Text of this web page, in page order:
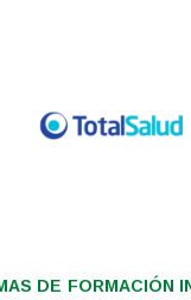
DE FORMACIÓN